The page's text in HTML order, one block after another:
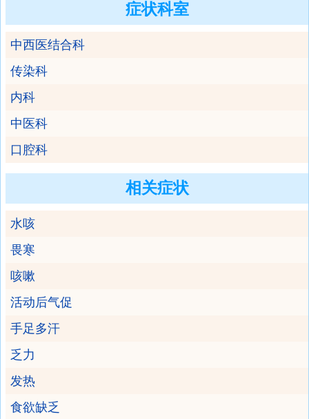
症状科室
中西医结合科
传染科
内科
中医科
口腔科
相关症状
水咳
畏寒
咳嗽
活动后气促
手足多汗
乏力
发热
食欲缺乏